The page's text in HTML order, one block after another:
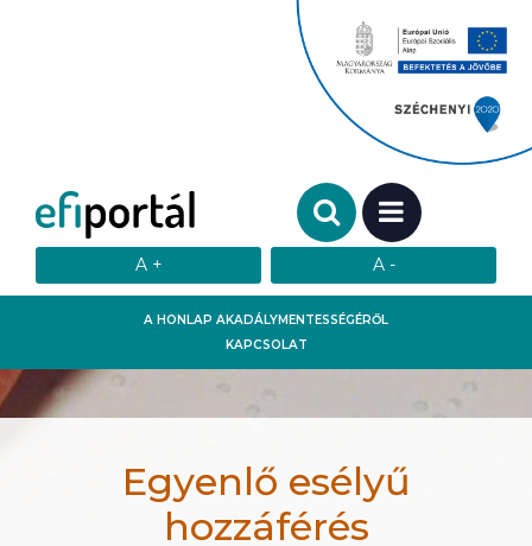
A HONLAP AKADÁLYMENTESSÉGÉRŐL
KAPCSOLAT
Keresendő szó:
MENÜ
Egyenlő esélyű
hozzáférés